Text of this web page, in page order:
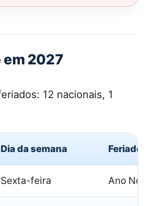
em 2027
12 nacionais, 1
Dia da semana Feriado
Sexta-feira Ano